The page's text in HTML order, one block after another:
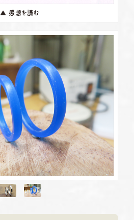
▲ 感想を読む